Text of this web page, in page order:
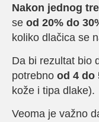
Nakon jednog
se od 20% do
koliko dlačica se
Da bi rezultat bio
potrebno od 4 do
kože i tipa dlake).
Veoma je važno